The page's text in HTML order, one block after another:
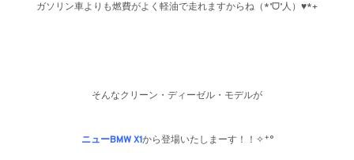
ガソリン車よりも燃費がよく軽油で走れますからね （*’ᗜ’人）♥*+
そんなクリーン・ディーゼル・モデルが
ニューBMW X1から登場いたしまーす！！✧˖°